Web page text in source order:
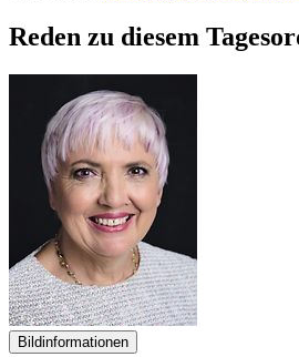
Reden zu diesem
Bildinformationen